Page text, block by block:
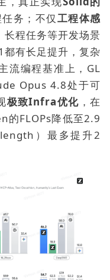
务；不仅工程体感
长程任务等开发场景
有长足提升，复杂
流编程基准上，GL
Opus 4.8处于可
极致Infra优化 ，在
的FLOPs降低至2.9
）最多提升2